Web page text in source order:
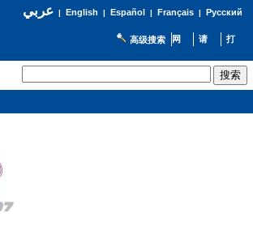
عربي| English | Español | Français| Русский
高级搜索